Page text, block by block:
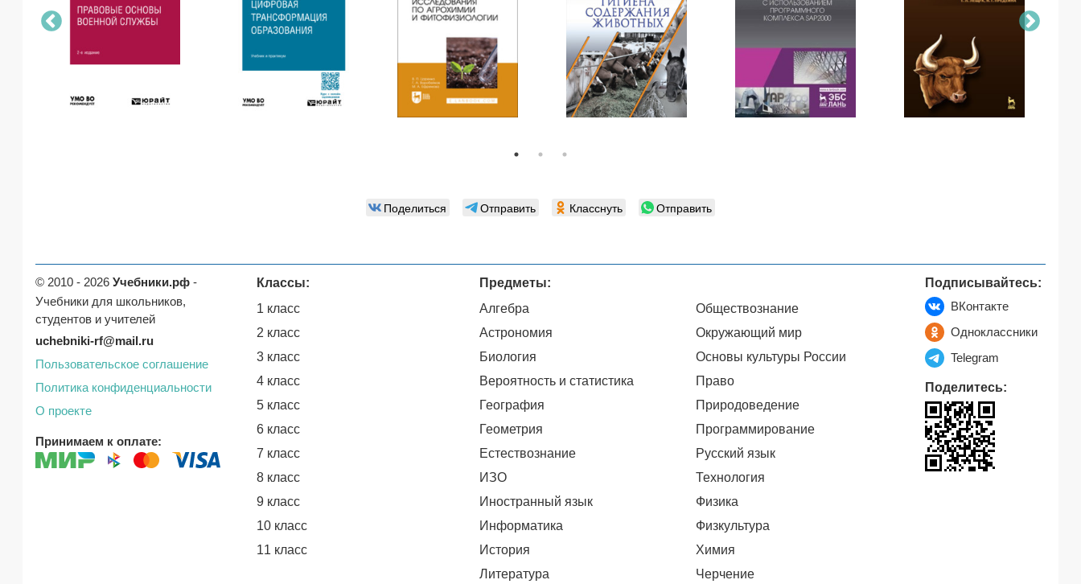
Поделиться Отправить Класснуть Отправить
© 2010 - 2026 Учебники.рф -
Учебники для школьников,
студентов и учителей
uchebniki-rf@mail.ru
Пользовательское соглашение
Политика конфиденциальности
О проекте
Принимаем к оплате:
Классы:
1 класс
2 класс
3 класс
4 класс
5 класс
6 класс
7 класс
8 класс
9 класс
10 класс
11 класс
Предметы:
Алгебра
Астрономия
Биология
Вероятность и статистика
География
Геометрия
Естествознание
ИЗО
Иностранный язык
Информатика
История
Литература
Обществознание
Окружающий мир
Основы культуры России
Право
Природоведение
Программирование
Русский язык
Технология
Физика
Физкультура
Химия
Черчение
Подписывайтесь:
ВКонтакте
Одноклассники
Telegram
Поделитесь: